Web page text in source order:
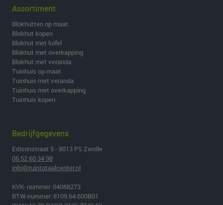
Assortiment
Blokhutten op maat
Blokhut kopen
Blokhut met luifel
Blokhut met overkapping
Blokhut met veranda
Tuinhuis op maat
Tuinhuis met veranda
Tuinhuis met overkapping
Tuinhuis kopen
Bedrijfgegevens
Edisonstraat 5 - 8013 PS Zwolle
06 52 60 34 98
info@tuintotaalcenter.nl
KVK- nummer: 04068273
BTW-nummer: 8109.64.600B01